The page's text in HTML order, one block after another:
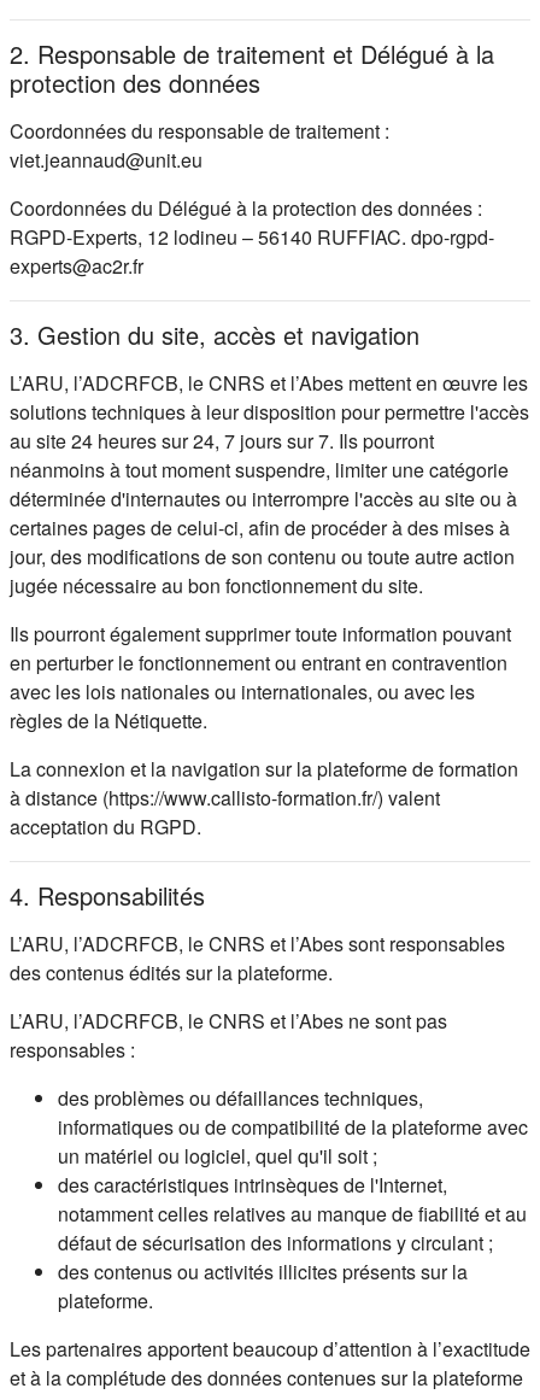
2. Responsable de traitement et Délégué à la
protection des données
Coordonnées du responsable de traitement :
viet.jeannaud@unit.eu
Coordonnées du Délégué à la protection des données :
RGPD-Experts, 12 lodineu – 56140 RUFFIAC. dpo-rgpd-
experts@ac2r.fr
3. Gestion du site, accès et navigation
L’ARU, l’ADCRFCB, le CNRS et l’Abes mettent en œuvre les
solutions techniques à leur disposition pour permettre l'accès
au site 24 heures sur 24, 7 jours sur 7. Ils pourront
néanmoins à tout moment suspendre, limiter une catégorie
déterminée d'internautes ou interrompre l'accès au site ou à
certaines pages de celui-ci, afin de procéder à des mises à
jour, des modifications de son contenu ou toute autre action
jugée nécessaire au bon fonctionnement du site.
Ils pourront également supprimer toute information pouvant
en perturber le fonctionnement ou entrant en contravention
avec les lois nationales ou internationales, ou avec les
règles de la Nétiquette.
La connexion et la navigation sur la plateforme de formation
à distance (https://www.callisto-formation.fr/) valent
acceptation du RGPD.
4. Responsabilités
L’ARU, l’ADCRFCB, le CNRS et l’Abes sont responsables
des contenus édités sur la plateforme.
L’ARU, l’ADCRFCB, le CNRS et l’Abes ne sont pas
responsables :
des problèmes ou défaillances techniques,
informatiques ou de compatibilité de la plateforme avec
un matériel ou logiciel, quel qu'il soit ;
des caractéristiques intrinsèques de l'Internet,
notamment celles relatives au manque de fiabilité et au
défaut de sécurisation des informations y circulant ;
des contenus ou activités illicites présents sur la
plateforme.
Les partenaires apportent beaucoup d’attention à l’exactitude
et à la complétude des données contenues sur la plateforme